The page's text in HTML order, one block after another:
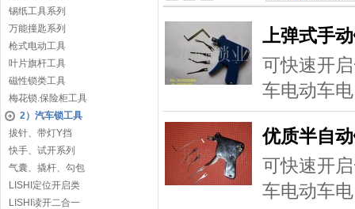
锡纸工具系列
万能撞匙系列
枪式电动工具
叶片旗杆工具
磁性锁类工具
梅花锁.保险柜工具
2）汽车锁工具
拔针、带灯Y挡
快手、试开系列
气囊、撬杆、勾包
LISHI定位开启类
LISHI读开二合一
上弹式手
可快速开
车电动车
优质半自
可快速开
车电动车